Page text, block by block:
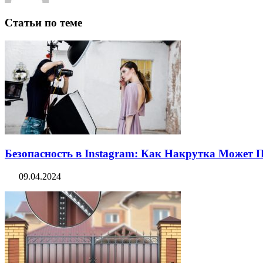
Статьи по теме
Безопасность в Instagram: Как Накрутка
09.04.2024